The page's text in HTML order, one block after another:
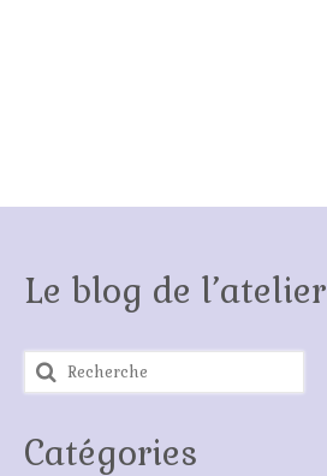
Le blog de l’atelier
Rechercher
:
Catégories